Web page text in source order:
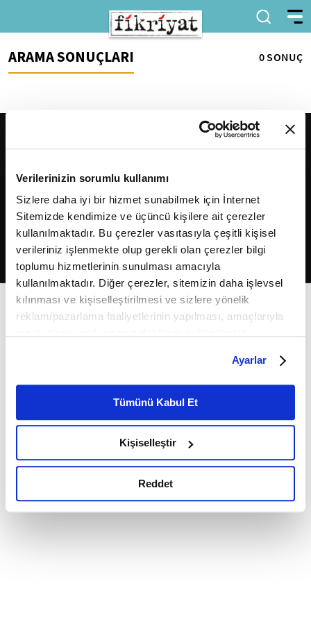
Verilerinizin sorumlu kullanımı
Sizlere daha iyi bir hizmet sunabilmek için İnternet
Sitemizde kendimize ve üçüncü kişilere ait çerezler
kullanılmaktadır. Bu çerezler vasıtasıyla çeşitli kişisel
verileriniz işlenmekte olup gerekli olan çerezler bilgi
toplumu hizmetlerinin sunulması amacıyla
kullanılmaktadır. Diğer çerezler, sitemizin daha işlevsel
kılınması ve kişiselleştirilmesi ve sizlere yönelik
reklam/pazarlama faaliyetlerinin yapılması, amaçlarıyla
belirleyebilirsiniz. Çerezlere ilişkin detaylı bilgi için
Ayarlar butonuna tıklayabilir,Çerez Bilgilendirme
Metnimizi ziyaret edebilirsiniz.
6698 sayılı Kişisel Verilerin Korunması Kanunu uyarınca
okumak ve sitemizi ziyaretiniz kapsamında
gerçekleştirilen veri işleme faaliyetleri ile ilgili daha
detaylı bilgi almak için lütfentıklayınız.
Ayarlar
Tümünü Kabul Et
Kişiselleştir
Reddet
ARAMA SONUÇLARI 0 SONUÇ
2026Fikriyat. Tüm hakları saklıdır.